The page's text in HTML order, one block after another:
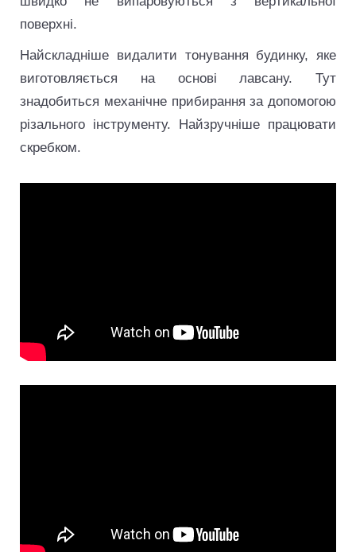
поверхні.
Найскладніше видалити тонування будинку, яке
виготовляється на основі лавсану. Тут
знадобиться механічне прибирання за допомогою
різального інструменту. Найзручніше працювати
скребком.
Корисне відео